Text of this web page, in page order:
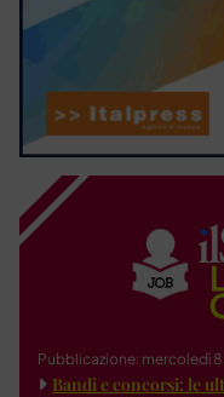
Pubblicazione: mercoledì
Bandi e concorsi: le